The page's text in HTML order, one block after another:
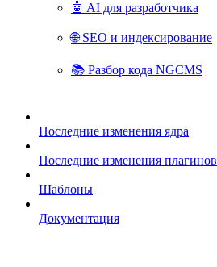
🤖 AI для разработчика
🌐 SEO и индексирование
📚 Разбор кода NGCMS
Последние изменения ядра
Последние изменения плагинов
Шаблоны
Документация